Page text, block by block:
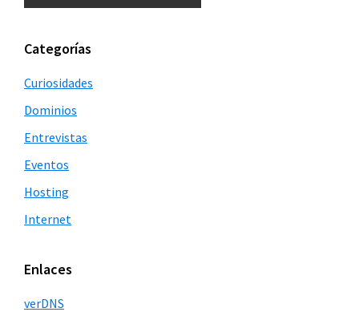
Barra
lateral
principal
Categorías
Curiosidades
Dominios
Entrevistas
Eventos
Hosting
Internet
Enlaces
verDNS